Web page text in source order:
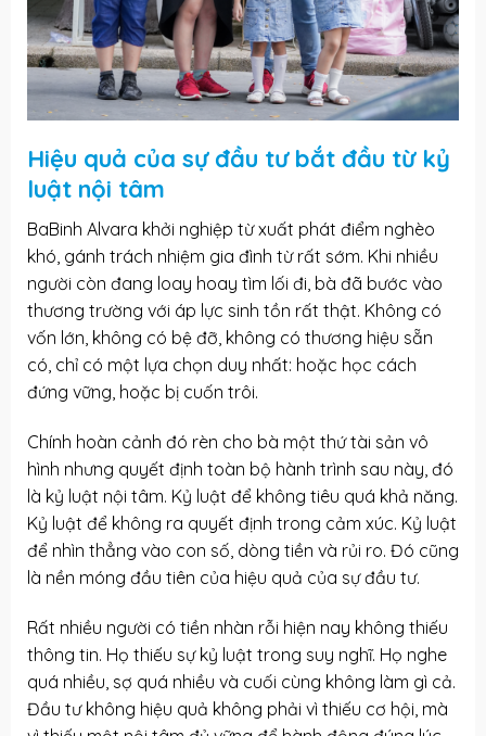
Hiệu quả của sự đầu tư bắt đầu từ kỷ
luật nội tâm
BaBinh Alvara khởi nghiệp từ xuất phát điểm nghèo
khó, gánh trách nhiệm gia đình từ rất sớm. Khi nhiều
người còn đang loay hoay tìm lối đi, bà đã bước vào
thương trường với áp lực sinh tồn rất thật. Không có
vốn lớn, không có bệ đỡ, không có thương hiệu sẵn
có, chỉ có một lựa chọn duy nhất: hoặc học cách
đứng vững, hoặc bị cuốn trôi.
Chính hoàn cảnh đó rèn cho bà một thứ tài sản vô
hình nhưng quyết định toàn bộ hành trình sau này, đó
là kỷ luật nội tâm. Kỷ luật để không tiêu quá khả năng.
Kỷ luật để không ra quyết định trong cảm xúc. Kỷ luật
để nhìn thẳng vào con số, dòng tiền và rủi ro. Đó cũng
là nền móng đầu tiên của hiệu quả của sự đầu tư.
Rất nhiều người có tiền nhàn rỗi hiện nay không thiếu
thông tin. Họ thiếu sự kỷ luật trong suy nghĩ. Họ nghe
quá nhiều, sợ quá nhiều và cuối cùng không làm gì cả.
Đầu tư không hiệu quả không phải vì thiếu cơ hội, mà